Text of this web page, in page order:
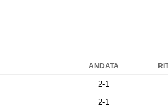
ANDATA
2-1
2-1